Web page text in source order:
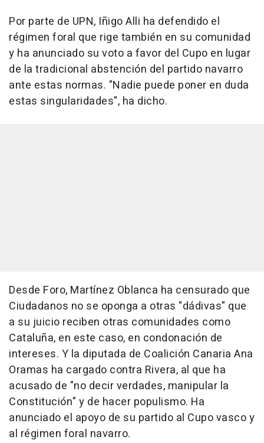
Por parte de UPN, Iñigo Alli ha defendido el
régimen foral que rige también en su comunidad
y ha anunciado su voto a favor del Cupo en lugar
de la tradicional abstención del partido navarro
ante estas normas. "Nadie puede poner en duda
estas singularidades", ha dicho.
Desde Foro, Martínez Oblanca ha censurado que
Ciudadanos no se oponga a otras "dádivas" que
a su juicio reciben otras comunidades como
Cataluña, en este caso, en condonación de
intereses. Y la diputada de Coalición Canaria Ana
Oramas ha cargado contra Rivera, al que ha
acusado de "no decir verdades, manipular la
Constitución" y de hacer populismo. Ha
anunciado el apoyo de su partido al Cupo vasco y
al régimen foral navarro.